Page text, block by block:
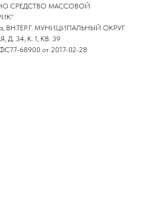
АНО СРЕДСТВО МАССОВОЙ
ВН.ТЕР.Г. МУНИЦИПАЛЬНЫЙ ОКРУГ
34, К. 1, КВ. 39
68900 от 2017-02-28